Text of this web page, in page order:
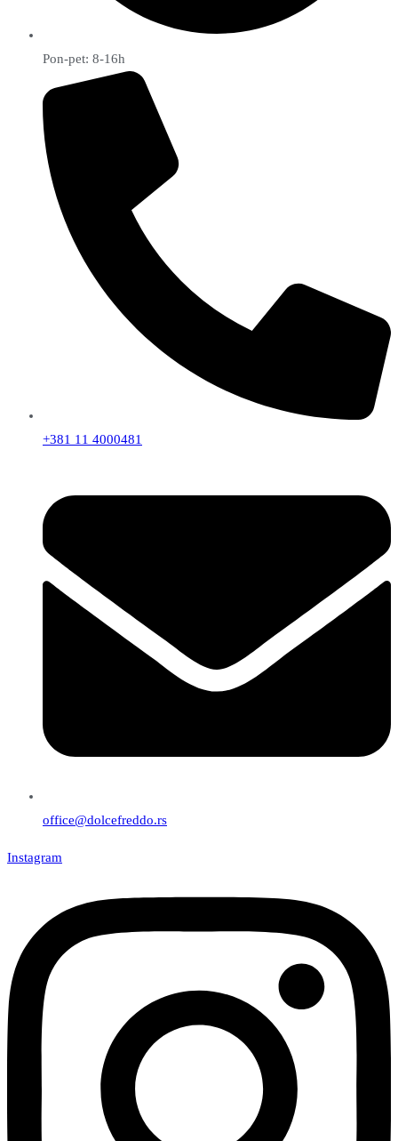
Pon-pet: 8-16h
+381 11 4000481
office@dolcefreddo.rs
Instagram